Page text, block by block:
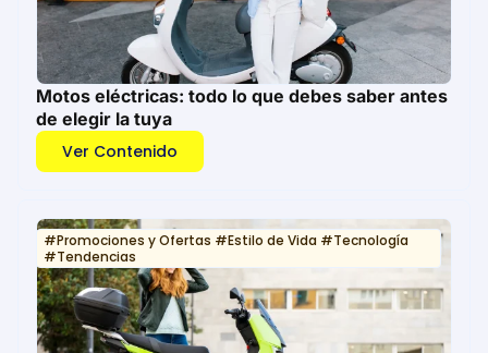
Motos eléctricas: todo lo que debes saber antes
de elegir la tuya
Ver Contenido
#Promociones y Ofertas #Estilo de Vida #Tecnología
#Tendencias